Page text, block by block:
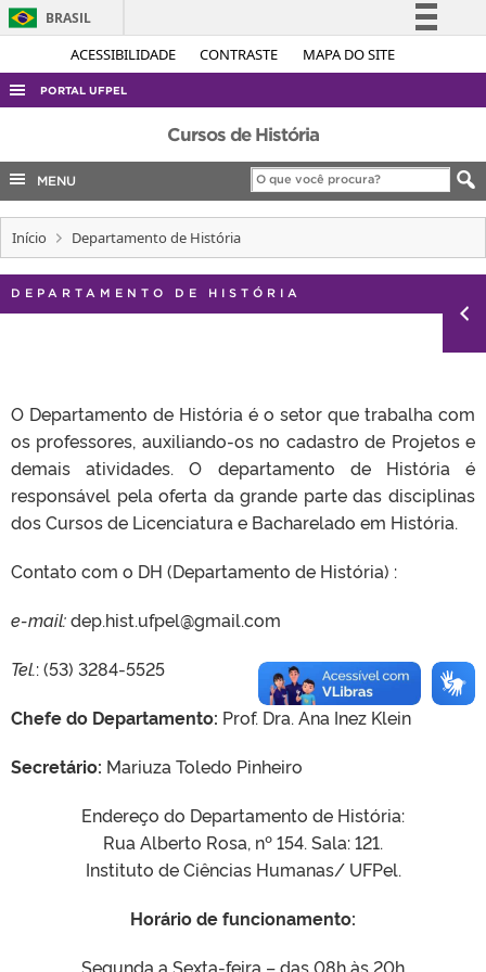
ACESSIBILIDADE CONTRASTE MAPA DO SITE
BRASIL
Simplifique!
Legislação
Canais
PORTAL UFPEL
ACESSO À INFORMAÇÃO
AUDITORIA
COBALTO
CONCURSOS
EDITAIS
INTERNACIONAL
TELEFONES
Cursos de História
MENU
Início Departamento de História
DEPARTAMENTO DE HISTÓRIA
O Departamento de História é o setor que trabalha com
os professores, auxiliando-os no cadastro de Projetos e
demais atividades. O departamento de História é
responsável pela oferta da grande parte das disciplinas
dos Cursos de Licenciatura e Bacharelado em História.
Contato com o DH (Departamento de História) :
e-mail:dep.hist.ufpel@gmail.com
Tel.: (53) 3284-5525
Chefe do Departamento: Prof. Dra. Ana Inez Klein
Secretário: Mariuza Toledo Pinheiro
Endereço do Departamento de História:
Rua Alberto Rosa, nº 154. Sala: 121.
Instituto de Ciências Humanas/ UFPel.
Horário de funcionamento:
Segunda a Sexta-feira – das 08h às 20h